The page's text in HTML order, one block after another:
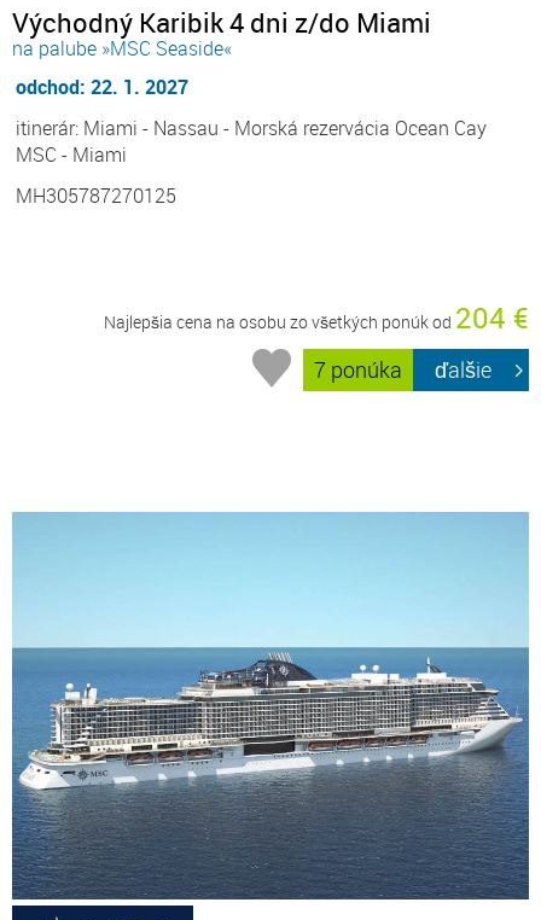
Východný Karibik 4 dni z/do Miami
na palube »MSC Seaside«
odchod: 22. 1. 2027
itinerár: Miami - Nassau - Morská rezervácia Ocean Cay
MSC - Miami
MH305787270125
Najlepšia cena na osobu zo všetkých ponúk od 204 €
7 ponúka ďalšie